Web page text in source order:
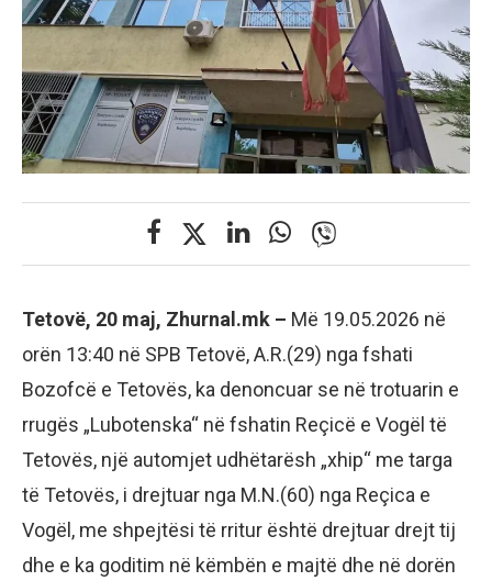
Tetovë, 20 maj, Zhurnal.mk – Më 19.05.2026 në
orën 13:40 në SPB Tetovë, A.R.(29) nga fshati
Bozofcë e Tetovës, ka denoncuar se në trotuarin e
rrugës „Lubotenska“ në fshatin Reçicë e Vogël të
Tetovës, një automjet udhëtarësh „xhip“ me targa
të Tetovës, i drejtuar nga M.N.(60) nga Reçica e
Vogël, me shpejtësi të rritur është drejtuar drejt tij
dhe e ka goditim në këmbën e majtë dhe në dorën